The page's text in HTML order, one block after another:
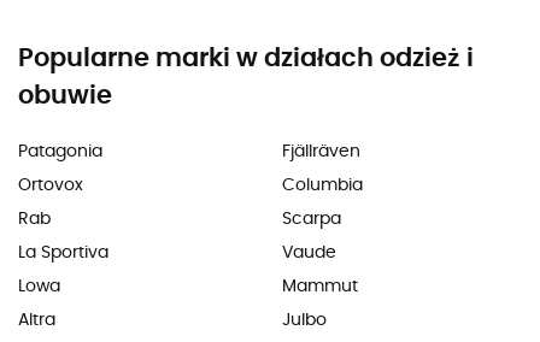
Popularne marki w działach odzież i
obuwie
Patagonia
Ortovox
Rab
La Sportiva
Lowa
Altra
Fjällräven
Columbia
Scarpa
Vaude
Mammut
Julbo